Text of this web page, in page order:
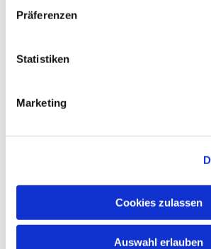
Präferenzen
Statistiken
Marketing
Cookies zulassen
Auswahl erlauben
Dies könnte